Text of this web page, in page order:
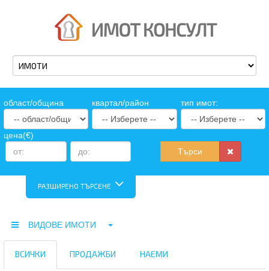
oбласт/община квартал/район тип имот:
цена(€)
Търси
РАЗШИРЕНО ТЪРСЕНЕ
ВИДОВЕ ИМОТИ
ВСИЧКИ ПРОДАЖБИ НАЕМИ